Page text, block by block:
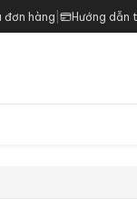
đơn hàng Hướng dẫn